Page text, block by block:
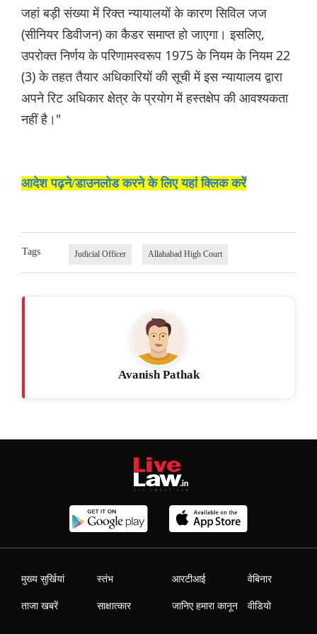
जहां बड़ी संख्या में रिक्त न्यायालयों के कारण सिविल जज
(सीनियर डिवीजन) का कैडर समाप्त हो जाएगा। इसलिए,
उपरोक्त निर्णय के परिणामस्वरूप 1975 के नियम के नियम 22
(3) के तहत तैयार अधिकारियों की सूची में इस न्यायालय द्वारा
अपने रिट अधिकार क्षेत्र के प्रयोग में हस्तक्षेप की आवश्यकता
नहीं है।"
आदेश पढ़ने/डाउनलोड करने के लिए यहां क्लिक करें
Tags Judicial Officer Allahabad High Court
Avanish Pathak
मुख्य सुर्खियां
ताजा खबरें
स्तंभ
साक्षात्कार
आरटीआई
जानिए हमारा कानून
वेबिनार
वीडियो